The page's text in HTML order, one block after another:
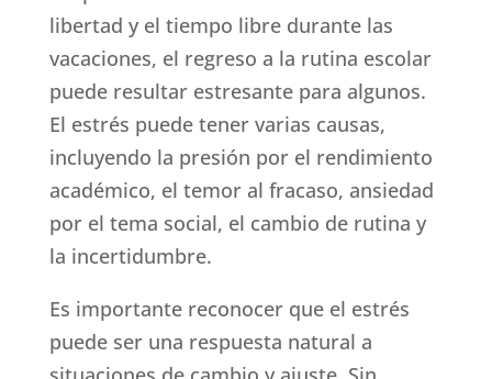
libertad y el tiempo libre durante las
vacaciones, el regreso a la rutina escolar
puede resultar estresante para algunos.
El estrés puede tener varias causas,
incluyendo la presión por el rendimiento
académico, el temor al fracaso, ansiedad
por el tema social, el cambio de rutina y
la incertidumbre.
Es importante reconocer que el estrés
puede ser una respuesta natural a